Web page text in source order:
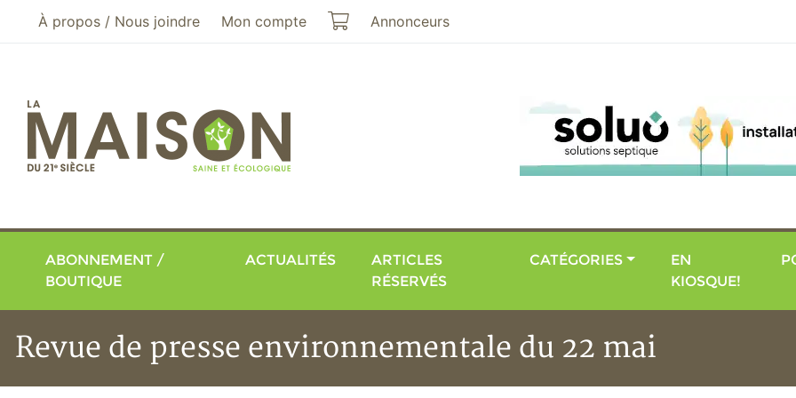
Aller au menu principal
Aller au contenu principal
À propos / Nous joindre Mon compte Mon panier
Annonceurs
ABONNEMENT /
BOUTIQUE
ACTUALITÉS
ARTICLES
RÉSERVÉS
CATÉGORIES
EN
KIOSQUE!
Revue de presse environnementale du 22 mai